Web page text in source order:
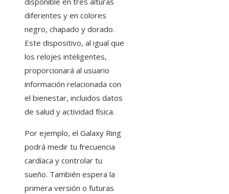
diferentes y en colores
negro, chapado y dorado.
Este dispositivo, al igual que
los relojes inteligentes,
proporcionará al usuario
información relacionada con
el bienestar, incluidos datos
de salud y actividad física.
Por ejemplo, el Galaxy Ring
podrá medir tu frecuencia
cardíaca y controlar tu
sueño. También espera la
primera versión o futuras